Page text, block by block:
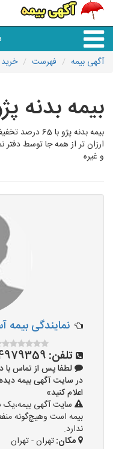
آگهی بیمه فهرست
بیمه بدنه
بیمه بدنه پژو
ارزان تر از همه جا توسط دفتر
و غیره
نمایندگی بیمه آسیا
تلفن:
لطفا پس از تماس با
اعلام کنید»
سایت آگهی
بیمه است وهیچ‌گونه
ندارد.
مکان:تهران - تهران